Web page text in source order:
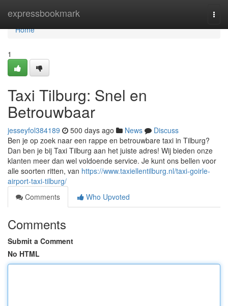
expressbookmark
Home
Home
1
Taxi Tilburg: Snel en
Betrouwbaar
jesseyfol384189 500 days ago News
Discuss
Ben je op zoek naar een rappe en betrouwbare taxi in Tilburg?
Dan ben je bij Taxi Tilburg aan het juiste adres! Wij bieden onze
klanten meer dan wel voldoende service. Je kunt ons bellen voor
alle soorten ritten, van https://www.taxiellentilburg.nl/taxi-goirle-
airport-taxi-tilburg/
Comments
Who Upvoted
Comments
Submit a Comment
No HTML